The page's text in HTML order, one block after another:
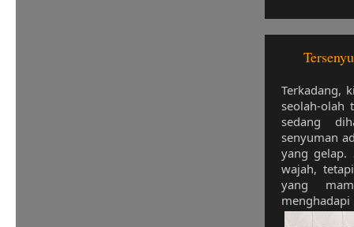
Terkadang,
seolah-olah
sedang
senyuman
yang gelap.
wajah,
yang